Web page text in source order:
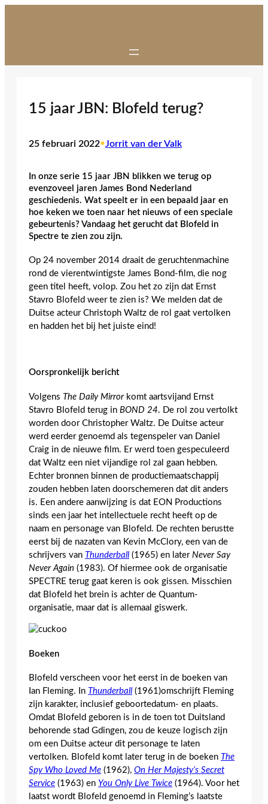
15 jaar JBN: Blofeld terug?
25 februari 2022•Jorrit van der Valk
In onze serie 15 jaar JBN blikken we terug op
evenzoveel jaren James Bond Nederland
geschiedenis. Wat speelt er in een bepaald jaar en
hoe keken we toen naar het nieuws of een speciale
gebeurtenis? Vandaag het gerucht dat Blofeld in
Spectre te zien zou zijn.
Op 24 november 2014 draait de geruchtenmachine
rond de vierentwintigste James Bond-film, die nog
geen titel heeft, volop. Zou het zo zijn dat Ernst
Stavro Blofeld weer te zien is? We melden dat de
Duitse acteur Christoph Waltz de rol gaat vertolken
en hadden het bij het juiste eind!
Oorspronkelijk bericht
Volgens The Daily Mirrorkomt aartsvijand Ernst
Stavro Blofeld terug in BOND 24. De rol zou vertolkt
worden door Christopher Waltz. De Duitse acteur
werd eerder genoemd als tegenspeler van Daniel
Craig in de nieuwe film. Er werd toen gespeculeerd
dat Waltz een niet vijandige rol zal gaan hebben.
Echter bronnen binnen de productiemaatschappij
zouden hebben laten doorschemeren dat dit anders
is. Een andere aanwijzing is dat EON Productions
sinds een jaar het intellectuele recht heeft op de
naam en personage van Blofeld. De rechten berustte
eerst bij de nazaten van Kevin McClory, een van de
schrijvers van Thunderball (1965) en later Never Say
Never Again (1983). Of hiermee ook de organisatie
SPECTRE terug gaat keren is ook gissen. Misschien
dat Blofeld het brein is achter de Quantum-
organisatie, maar dat is allemaal giswerk.
Boeken
Blofeld verscheen voor het eerst in de boeken van
Ian Fleming. In Thunderball (1961)omschrijft Fleming
zijn karakter, inclusief geboortedatum- en plaats.
Omdat Blofeld geboren is in de toen tot Duitsland
behorende stad Gdingen, zou de keuze logisch zijn
om een Duitse acteur dit personage te laten
vertolken. Blofeld komt later terug in de boeken The
Spy Who Loved Me (1962), On Her Majesty’s Secret
Service (1963) en You Only Live Twice (1964). Voor het
laatst wordt Blofeld genoemd in Fleming’s laatste